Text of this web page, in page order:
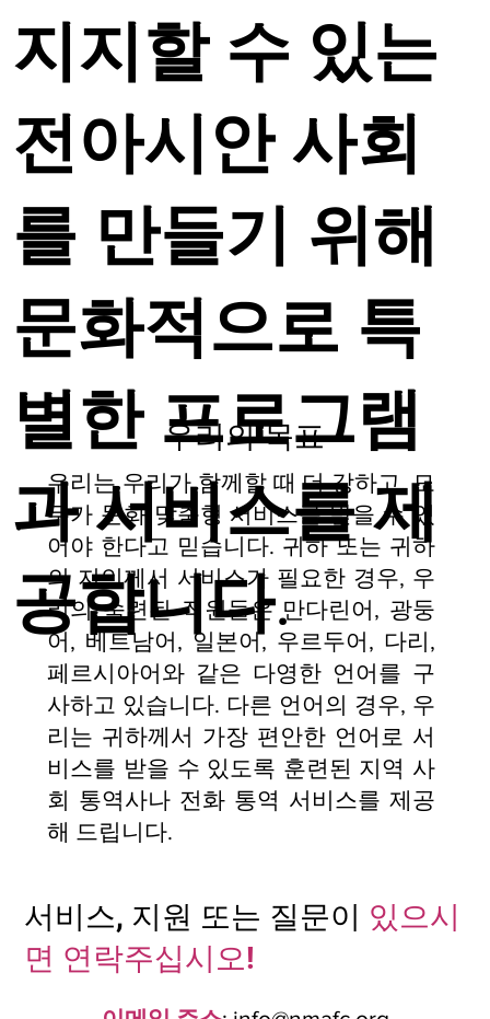
지지할 수 있는
전아시안 사회
를 만들기 위해
문화적으로 특
별한 프로그램
과 서비스를 제
공합니다.
우리는 우리가 함께할 때 더 강하고, 모
두가 문화 맞춤형 서비스를 받을 수 있
어야 한다고 믿습니다. 귀하 또는 귀하
의 지인께서 서비스가 필요한 경우, 우
리의 숙련된 직원들은 만다린어, 광둥
어, 베트남어, 일본어, 우르두어, 다리,
페르시아어와 같은 다영한 언어를 구
사하고 있습니다. 다른 언어의 경우, 우
리는 귀하께서 가장 편안한 언어로 서
비스를 받을 수 있도록 훈련된 지역 사
회 통역사나 전화 통역 서비스를 제공
해 드립니다.
우리의 목표
서비스, ​​지원 또는 질문이 있으시
면 연락주십시오!